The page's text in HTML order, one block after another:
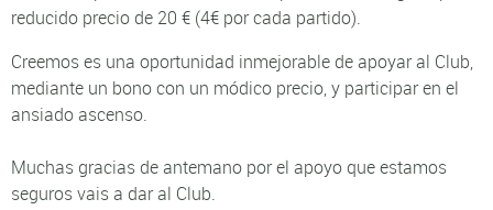
reducido precio de 20 € (4€ por cada partido).
Creemos es una oportunidad inmejorable de apoyar al Club,
mediante un bono con un módico precio, y participar en el
ansiado ascenso.
Muchas gracias de antemano por el apoyo que estamos
seguros vais a dar al Club.